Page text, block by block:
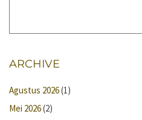
ARCHIVE
Agustus 2026(1)
Mei 2026(2)